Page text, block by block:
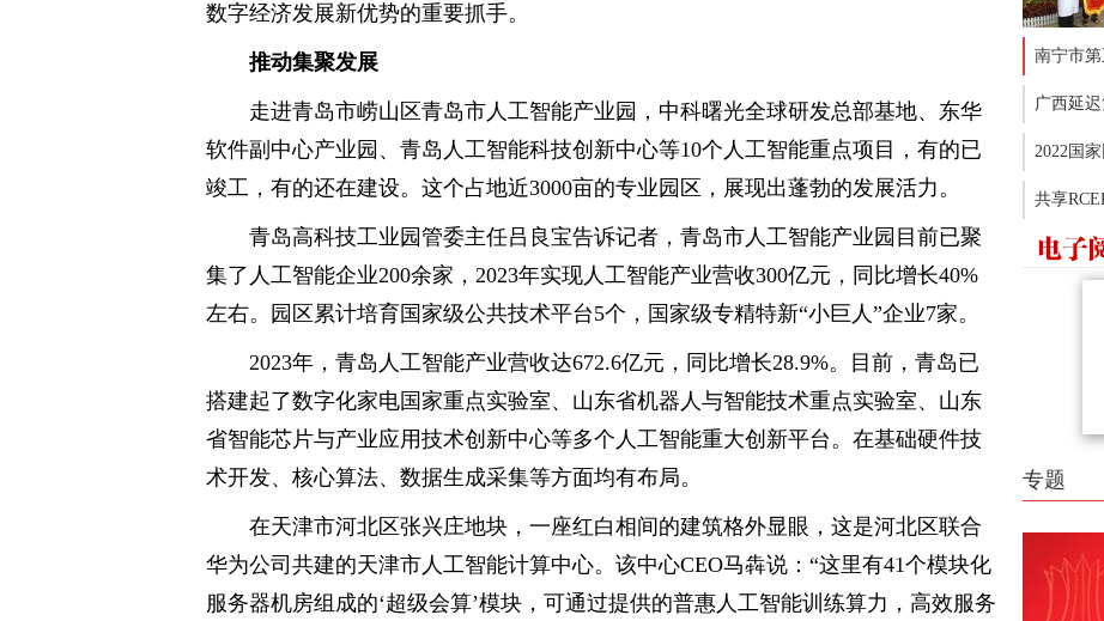
数字经济发展新优势的重要抓手。
推动集聚发展
走进青岛市崂山区青岛市人工智能产业园，中科曙光全球研发总部基地、东华
软件副中心产业园、青岛人工智能科技创新中心等10个人工智能重点项目，有的已
竣工，有的还在建设。这个占地近3000亩的专业园区，展现出蓬勃的发展活力。
青岛高科技工业园管委主任吕良宝告诉记者，青岛市人工智能产业园目前已聚
集了人工智能企业200余家，2023年实现人工智能产业营收300亿元，同比增长40%
左右。园区累计培育国家级公共技术平台5个，国家级专精特新“小巨人”企业7家。
2023年，青岛人工智能产业营收达672.6亿元，同比增长28.9%。目前，青岛已
搭建起了数字化家电国家重点实验室、山东省机器人与智能技术重点实验室、山东
省智能芯片与产业应用技术创新中心等多个人工智能重大创新平台。在基础硬件技
术开发、核心算法、数据生成采集等方面均有布局。
在天津市河北区张兴庄地块，一座红白相间的建筑格外显眼，这是河北区联合
华为公司共建的天津市人工智能计算中心。该中心CEO马犇说：“这里有41个模块化
服务器机房组成的‘超级会算’模块，可通过提供的普惠人工智能训练算力，高效服务
南宁市
广西延
2022国
共享
专题